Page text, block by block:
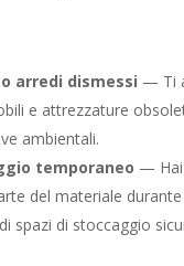
arredi dismessi — Ti
e attrezzature
ambientali.
temporaneo — Hai
del materiale
spazi di stoccaggio